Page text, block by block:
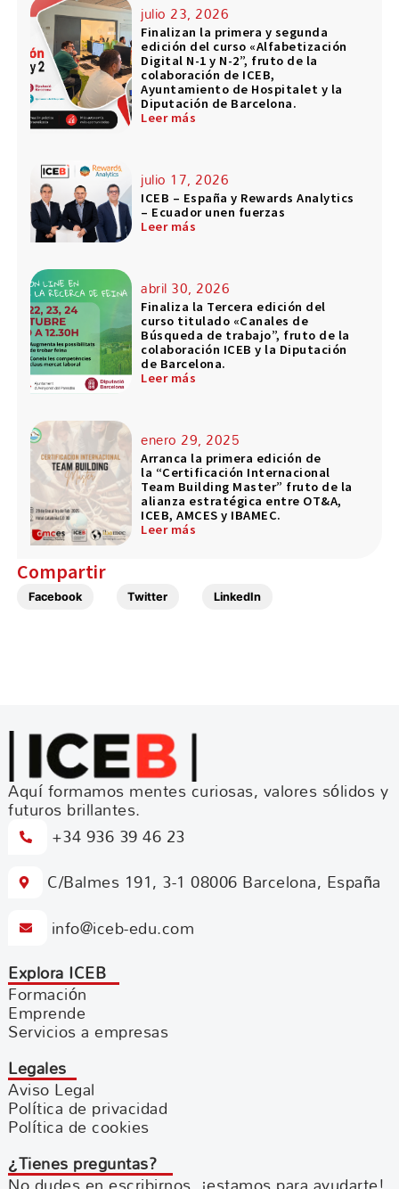
julio 23, 2026
Finalizan la primera y segunda
edición del curso «Alfabetización
Digital N-1 y N-2”, fruto de la
colaboración de ICEB,
Ayuntamiento de Hospitalet y la
Diputación de Barcelona.
Leer más
julio 17, 2026
ICEB – España y Rewards Analytics
– Ecuador unen fuerzas
Leer más
abril 30, 2026
Finaliza la Tercera edición del
curso titulado «Canales de
Búsqueda de trabajo”, fruto de la
colaboración ICEB y la Diputación
de Barcelona.
Leer más
enero 29, 2025
Arranca la primera edición de
la “Certificación Internacional
Team Building Master” fruto de la
alianza estratégica entre OT&A,
ICEB, AMCES y IBAMEC.
Leer más
Compartir
Facebook Twitter LinkedIn
Aquí formamos mentes curiosas, valores sólidos y
futuros brillantes.
+34 936 39 46 23
C/Balmes 191, 3-1 08006 Barcelona, España
info@iceb-edu.com
Explora ICEB
Formación
Emprende
Servicios a empresas
Legales
Aviso Legal
Política de privacidad
Política de cookies
¿Tienes preguntas?